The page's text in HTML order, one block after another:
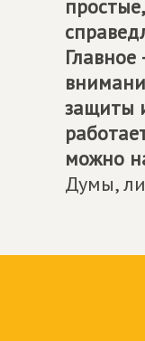
защиты
можно
Думы,